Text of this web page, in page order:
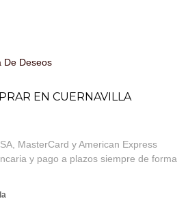
De Deseos
EN CUERNAVILLA
MasterCard y American Express
y pago a plazos siempre de forma